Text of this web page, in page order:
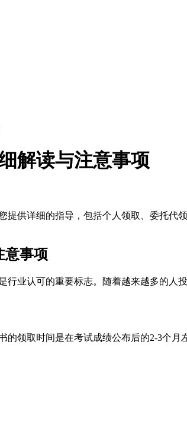
解读与注意事项
供详细的指导，包括个人领取、委托代
意事项
业认可的重要标志。随着越来越多的
领取时间是在考试成绩公布后的2-3个